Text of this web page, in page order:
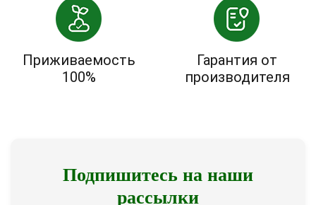
Приживаемость
100%
Гарантия от
производителя
Подпишитесь на наши
рассылки